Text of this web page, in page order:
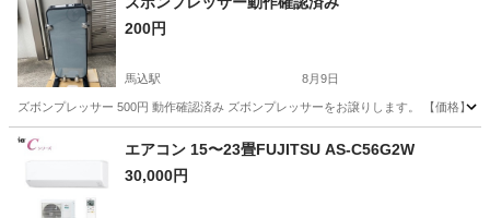
200円
馬込駅 8月9日
ズボンプレッサー 500円 動作確認済み ズボンプレッサーをお譲りします。 【価格】
東京 生活家電
エアコン 15〜23畳FUJITSU AS-C56G2W
30,000円